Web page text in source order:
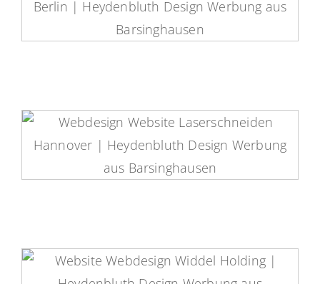
Heilpraktikerin Carolin Heidorn
Website
Schneidzentrum Hannover
Website